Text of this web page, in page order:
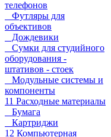
телефонов
Футляры для
объективов
Дождевики
Сумки для студийного
оборудования -
штативов - стоек
Модульные системы и
компоненты
11 Расходные материалы
Бумага
Картриджи
12 Компьютерная